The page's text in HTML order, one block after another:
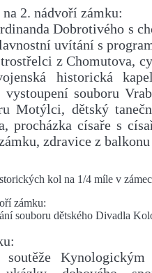
na 2. nádvoří zámku:
Dobrotivého s
uvítání s
z Chomutova,
historická
souboru
Motýlci, dětský
procházka císaře s
zdravice z
kol na 1/4 míle v
zámku:
souboru dětského Divadla